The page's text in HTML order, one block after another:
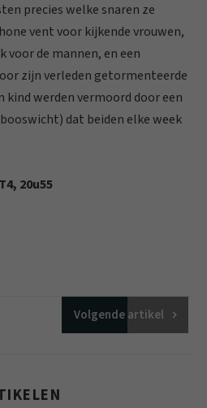
precies welke snaren ze
vent voor kijkende vrouwen,
voor de mannen, en een
zijn verleden getormenteerde
kind werden vermoord door een
dat beiden elke week
20u55
Volgendeartikel